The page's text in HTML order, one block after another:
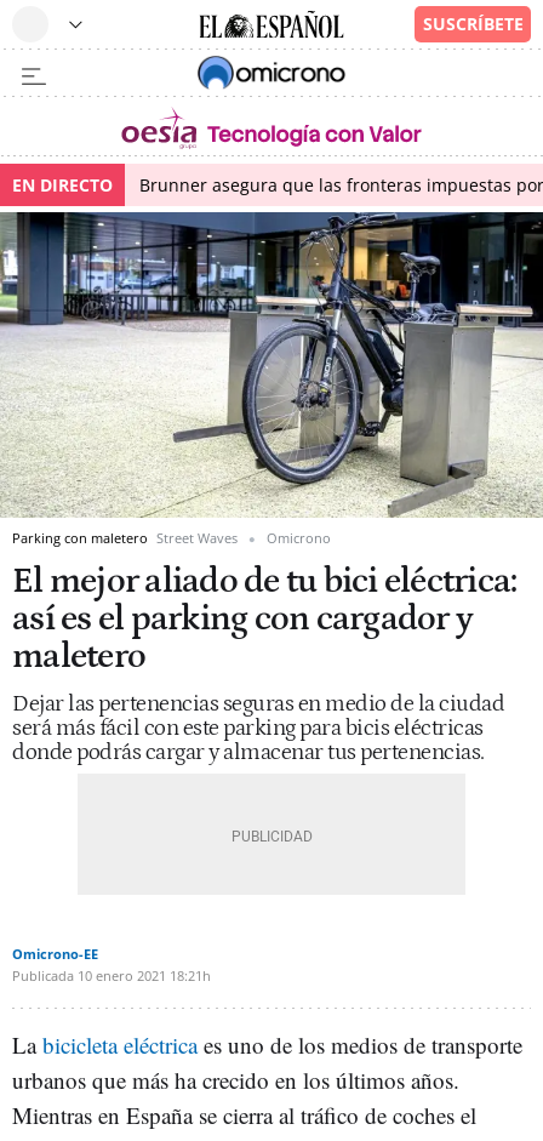
EN DIRECTO Brunner asegura que las fronteras impuestas
Parking con maletero Street Waves Omicrono
El mejor aliado de tu bici eléctrica:
así es el parking con cargador y
maletero
Dejar las pertenencias seguras en medio de la ciudad
será más fácil con este parking para bicis eléctricas
donde podrás cargar y almacenar tus pertenencias.
Omicrono-EE
Publicada 10 enero 2021 18:21h
Labicicleta eléctricaes uno de los medios de transporte
urbanos que más ha crecido en los últimos años.
Mientras en España se cierra al tráfico de coches el